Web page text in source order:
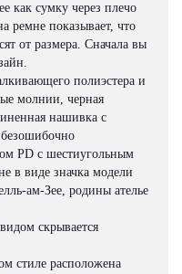
как сумку через плечо
ремне показывает, что
от размера. Сначала вы
полиэстера и
молнии, черная
нашивка с
PD с шестиугольным
в виде значка модели
ам-Зее, родины ателье
скрывается
стиле расположена